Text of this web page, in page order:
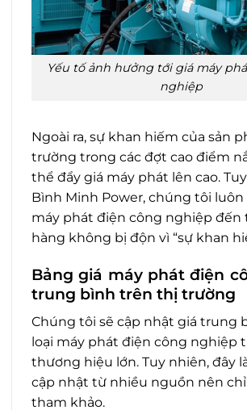
Yếu tố ảnh hưởng tới giá máy
nghiệp
Ngoài ra, sự khan hiếm của sản
trường trong các đợt cao điểm
thể đẩy giá máy phát lên cao.
Bình Minh Power, chúng tôi luôn
máy phát điện công nghiệp đến
hàng không bị độn vì “sự khan
Bảng giá máy phát điện
trung bình trên thị trường
Chúng tôi sẽ cập nhật giá trung
loại máy phát điện công nghiệp
thương hiệu lớn. Tuy nhiên, đây
cập nhật từ nhiều nguồn nên chỉ
tham khảo.